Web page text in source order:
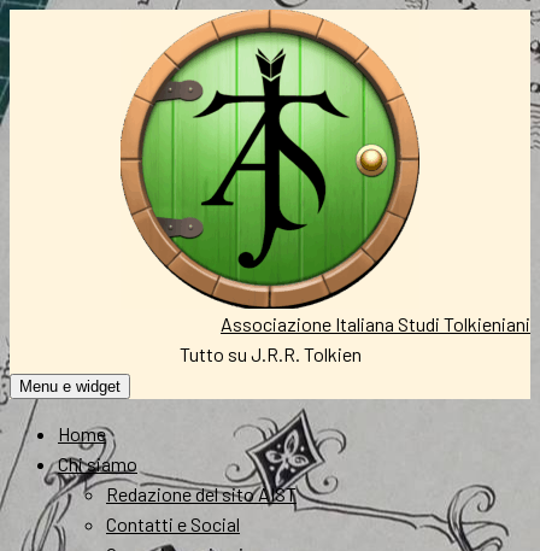
contenuto
Associazione Italiana Studi Tolkieniani
Tutto su J.R.R. Tolkien
Menu e widget
Home
Chi siamo
Redazione del sito AIST
Contatti e Social